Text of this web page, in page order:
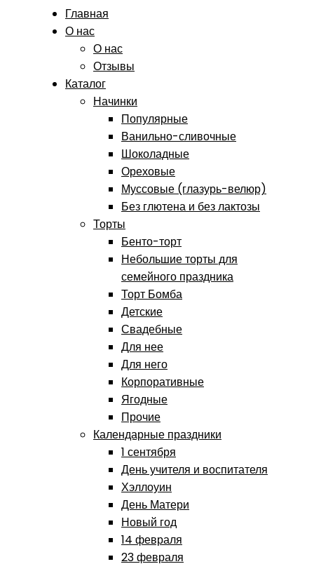
Главная
О нас
О нас
Отзывы
Каталог
Начинки
Популярные
Ванильно-сливочные
Шоколадные
Ореховые
Муссовые (глазурь-велюр)
Без глютена и без лактозы
Торты
Бенто-торт
Небольшие торты для
семейного праздника
Торт Бомба
Детские
Свадебные
Для нее
Для него
Корпоративные
Ягодные
Прочие
Календарные праздники
1 сентября
День учителя и воспитателя
Хэллоуин
День Матери
Новый год
14 февраля
23 февраля